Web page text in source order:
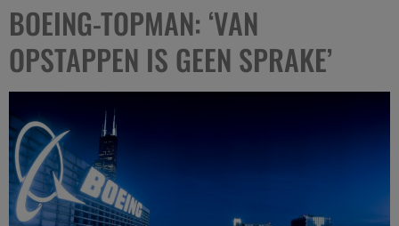
BOEING-TOPMAN: ‘VAN
OPSTAPPEN IS GEEN SPRAKE’